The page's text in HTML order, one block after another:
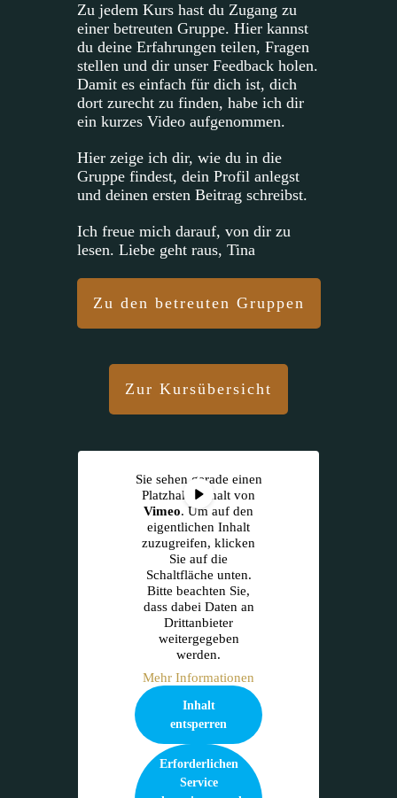
Zu jedem Kurs hast du Zugang zu
einer betreuten Gruppe. Hier kannst
du deine Erfahrungen teilen, Fragen
stellen und dir unser Feedback holen.
Damit es einfach für dich ist, dich
dort zurecht zu finden, habe ich dir
ein kurzes Video aufgenommen.
Hier zeige ich dir, wie du in die
Gruppe findest, dein Profil anlegst
und deinen ersten Beitrag schreibst.
Ich freue mich darauf, von dir zu
lesen. Liebe geht raus, Tina
Zu den betreuten Gruppen
Zur Kursübersicht
Sie sehen gerade einen
Platzhalterinhalt von
Vimeo. Um auf den
eigentlichen Inhalt
zuzugreifen, klicken
Sie auf die
Schaltfläche unten.
Bitte beachten Sie,
dass dabei Daten an
Drittanbieter
weitergegeben
werden.
Mehr Informationen
Inhalt
entsperren
Erforderlichen
Service